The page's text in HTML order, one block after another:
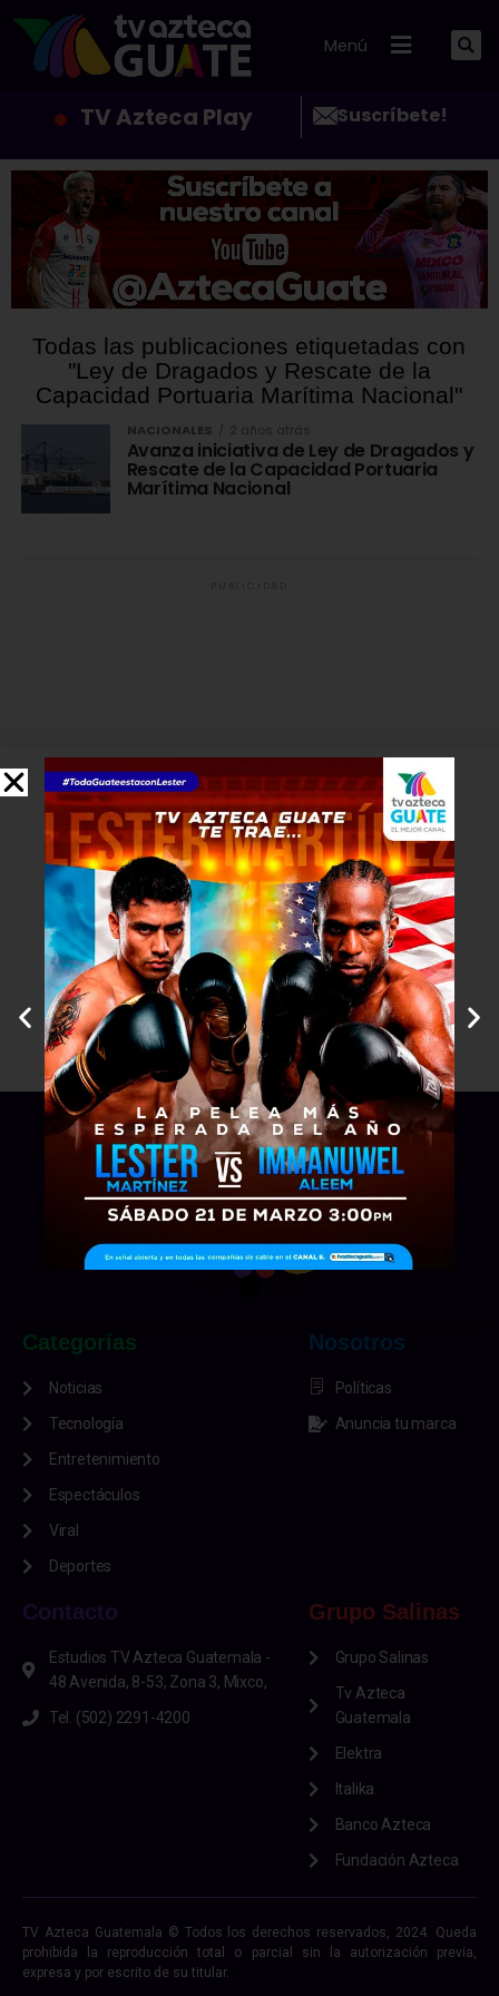
Menú
TV Azteca Play Suscríbete!
Todas las publicaciones etiquetadas con
"Ley de Dragados y Rescate de la
Capacidad Portuaria Marítima Nacional"
NACIONALES 2 años atrás
Avanza iniciativa de Ley de Dragados y
Rescate de la Capacidad Portuaria
Marítima Nacional
Categorías
Noticias
Tecnología
Entretenimiento
Espectáculos
Viral
Deportes
Nosotros
Políticas
Anuncia tu marca
Contacto
Estudios TV Azteca Guatemala -
48 Avenida, 8-53, Zona 3, Mixco,
Tel. (502) 2291-4200
Grupo Salinas
Grupo Salinas
Tv Azteca
Guatemala
Elektra
Italika
Banco Azteca
Fundación Azteca
TV Azteca Guatemala © Todos los derechos reservados, 2024. Queda
prohibida la reproducción total o parcial sin la autorización previa,
expresa y por escrito de su titular.